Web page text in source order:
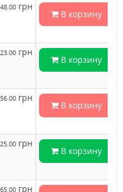
48.00 грн
В корзину
23.00 грн
В корзину
56.00 грн
В корзину
25.00 грн
В корзину
65.00 грн